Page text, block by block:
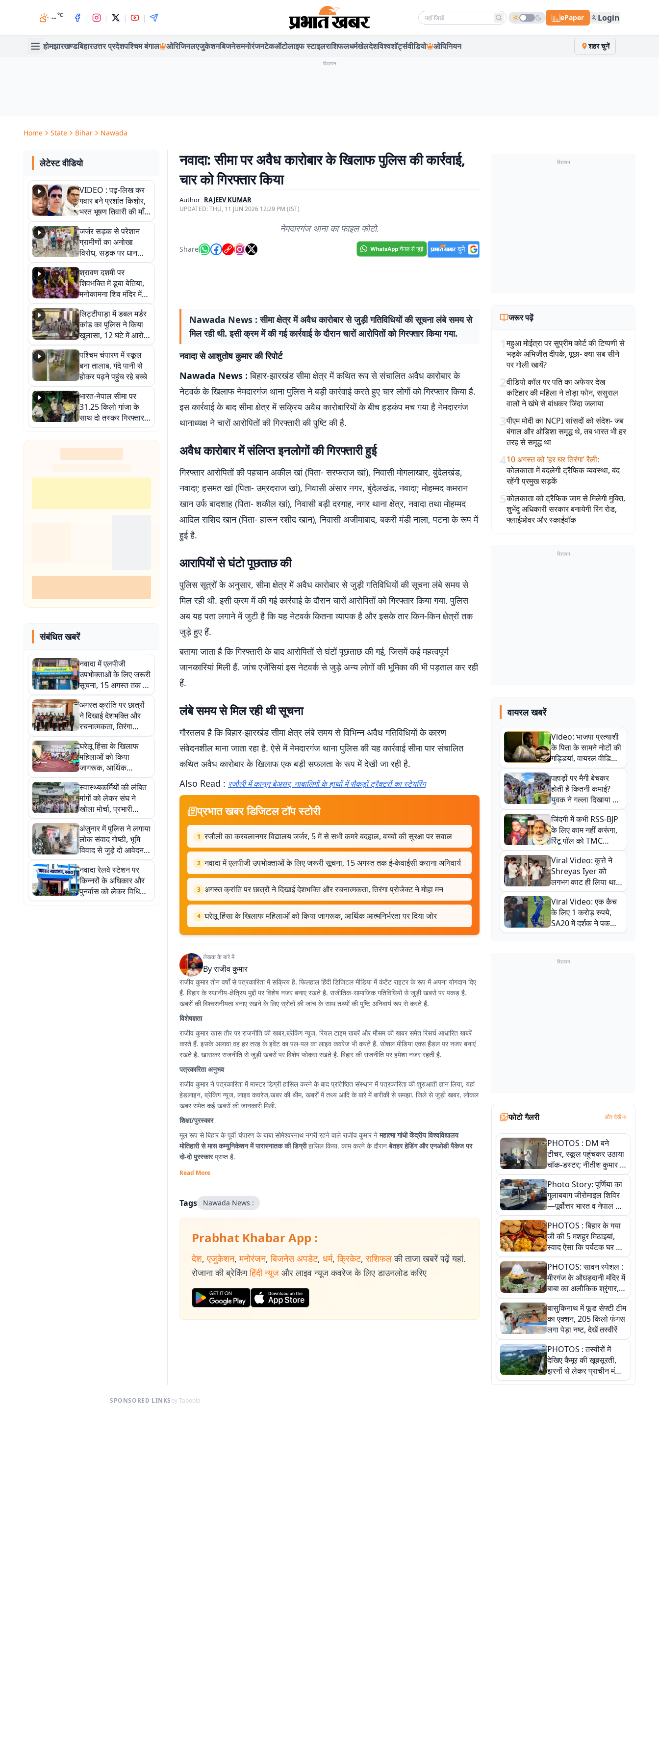
--°C | | | | Search news ePaper Login
होमझारखण्डबिहारउत्तर प्रदेशपश्चिम बंगाल ओरिजिनलएजुकेशनबिजनेसमनोरंजनटेकऑटोलाइफ स्टाइलराशिफलधर्मखेलदेशविश्वशॉर्ट्सवीडियो ओपिनियन शहर चुनें
विज्ञापन
Home State Bihar Nawada
लेटेस्ट वीडियो
VIDEO : पढ़-लिख कर
गवार बने प्रशांत किशोर,
भरत भूषण तिवारी की माँ ने
कहा नहीं थी उम्मीद, बेटा
था तो किसी को बोलने की
नहीं थी हिम्मत
जर्जर सड़क से परेशान
ग्रामीणों का अनोखा
विरोध, सड़क पर धान
रोपकर और खाद डालकर
जताया आक्रोश
श्रावण दशमी पर
शिवभक्ति में डूबा बेतिया,
मनोकामना शिव मंदिर में
हुआ भव्य श्रृंगार
लिट्टीपाड़ा में डबल मर्डर
कांड का पुलिस ने किया
खुलासा, 12 घंटे में आरोपी
गिरफ्तार
पश्चिम चंपारण में स्कूल
बना तालाब, गंदे पानी से
होकर पढ़ने पहुंच रहे बच्चे
भारत-नेपाल सीमा पर
31.25 किलो गांजा के
साथ दो तस्कर गिरफ्तार,
नेपाली नंबर की बाइक
जब्त
संबंधित खबरें
नवादा में एलपीजी
उपभोक्ताओं के लिए जरूरी
सूचना, 15 अगस्त तक ई-
केवाईसी कराना अनिवार्य
अगस्त क्रांति पर छात्रों
ने दिखाई देशभक्ति और
रचनात्मकता, तिरंगा
प्रोजेक्ट ने मोहा मन
घरेलू हिंसा के खिलाफ
महिलाओं को किया
जागरूक, आर्थिक
आत्मनिर्भरता पर दिया जोर
स्वास्थ्यकर्मियों की लंबित
मांगों को लेकर संघ ने
खोला मोर्चा, प्रभारी
चिकित्सा पदाधिकारी को
सौंपा मांग-पत्र
अंजुनार में पुलिस ने लगाया
लोक संवाद गोष्ठी, भूमि
विवाद से जुड़े दो आवेदन
मिले
नवादा रेलवे स्टेशन पर
किन्नरों के अधिकार और
पुनर्वास को लेकर विधिक
जागरूकता कार्यक्रम
नवादा: सीमा पर अवैध कारोबार के खिलाफ पुलिस की कार्रवाई,
चार को गिरफ्तार किया
Author RAJEEV KUMAR
UPDATED:THU, 11 JUN 2026 12:29 PM (IST)
नेमदारगंज थाना का फाइल फोटो.
Share
Nawada News : सीमा क्षेत्र में अवैध कारोबार से जुड़ी गतिविधियों की सूचना लंबे समय से
मिल रही थी. इसी क्रम में की गई कार्रवाई के दौरान चारों आरोपितों को गिरफ्तार किया गया.
नवादा से आशुतोष कुमार की रिपोर्ट
Nawada News :बिहार-झारखंड सीमा क्षेत्र में कथित रूप से संचालित अवैध कारोबार के
नेटवर्क के खिलाफ नेमदारगंज थाना पुलिस ने बड़ी कार्रवाई करते हुए चार लोगों को गिरफ्तार किया है.
इस कार्रवाई के बाद सीमा क्षेत्र में सक्रिय अवैध कारोबारियों के बीच हड़कंप मच गया है नेमदारगंज
थानाध्यक्ष ने चारों आरोपितों की गिरफ्तारी की पुष्टि की है.
अवैध कारोबार में संलिप्त इनलोगों की गिरफ्तारी हुई
गिरफ्तार आरोपितों की पहचान अकील खां (पिता- सरफराज खां), निवासी मोगलाखार, बुंदेलखंड,
नवादा; हसमत खां (पिता- उम्रदराज खां), निवासी अंसार नगर, बुंदेलखंड, नवादा; मोहम्मद कमरान
खान उर्फ बादशाह (पिता- शकील खां), निवासी बड़ी दरगाह, नगर थाना क्षेत्र, नवादा तथा मोहम्मद
आदिल राशिद खान (पिता- हारून रशीद खान), निवासी अजीमाबाद, बकरी मंडी नाला, पटना के रूप में
हुई है.
आरापियों से घंटो पूछताछ की
पुलिस सूत्रों के अनुसार, सीमा क्षेत्र में अवैध कारोबार से जुड़ी गतिविधियों की सूचना लंबे समय से
मिल रही थी. इसी क्रम में की गई कार्रवाई के दौरान चारों आरोपितों को गिरफ्तार किया गया. पुलिस
अब यह पता लगाने में जुटी है कि यह नेटवर्क कितना व्यापक है और इसके तार किन-किन क्षेत्रों तक
जुड़े हुए हैं.
बताया जाता है कि गिरफ्तारी के बाद आरोपितों से घंटों पूछताछ की गई, जिसमें कई महत्वपूर्ण
जानकारियां मिली हैं. जांच एजेंसियां इस नेटवर्क से जुड़े अन्य लोगों की भूमिका की भी पड़ताल कर रही
हैं.
लंबे समय से मिल रही थी सूचना
गौरतलब है कि बिहार-झारखंड सीमा क्षेत्र लंबे समय से विभिन्न अवैध गतिविधियों के कारण
संवेदनशील माना जाता रहा है. ऐसे में नेमदारगंज थाना पुलिस की यह कार्रवाई सीमा पार संचालित
कथित अवैध कारोबार के खिलाफ एक बड़ी सफलता के रूप में देखी जा रही है.
Also Read : रजौली में कानून बेअसर, नाबालिगों के हाथों में सैकड़ों ट्रैक्टरों का स्टेयरिंग
प्रभात खबर डिजिटल टॉप स्टोरी
1 रजौली का करबलानगर विद्यालय जर्जर, 5 में से सभी कमरे बदहाल, बच्चों की सुरक्षा पर सवाल
2 नवादा में एलपीजी उपभोक्ताओं के लिए जरूरी सूचना, 15 अगस्त तक ई-केवाईसी कराना अनिवार्य
3 अगस्त क्रांति पर छात्रों ने दिखाई देशभक्ति और रचनात्मकता, तिरंगा प्रोजेक्ट ने मोहा मन
4 घरेलू हिंसा के खिलाफ महिलाओं को किया जागरूक, आर्थिक आत्मनिर्भरता पर दिया जोर
लेखक के बारे में
Byराजीव कुमार
राजीव कुमार तीन वर्षों से पत्रकारिता में सक्रिय है. फिलहाल हिंदी डिजिटल मीडिया में कंटेंट राइटर के रूप में अपना योगदान दिए
हैं. बिहार के स्थानीय-क्षेत्रिय मुद्दों पर विशेष नजर बनाए रखते है. राजीतिक-सामाजिक गतिविधियों से जुड़ी खबरो पर पकड़ है.
खबरों की विश्वसनीयता बनाए रखने के लिए स्रोतों की जांच के साथ तथ्यों की पुष्टि अनिवार्य रूप से करते हैं.
विशेषज्ञता
राजीव कुमार खास तौर पर राजनीति की खबर,ब्रेकिंग न्यूज, रियल टाइम खबरें और मौसम की खबर समेत रिसर्च आधारित खबरें
करते हैं. इसके अलावा वह हर तरह के इवेंट का पल-पल का लाइव कवरेज भी करते हैं. सोशल मीडिया एक्स हैंडल पर नजर बनाएं
रखते है. खासकर राजनीति से जुड़ी खबरों पर विशेष फोकस रखते है. बिहार की राजनीति पर हमेशा नजर रहती है.
पत्रकारिता अनुभव
राजीव कुमार ने पत्रकारिता में मास्टर डिग्री हासिल करने के बाद प्रतिष्ठित संस्थान में पत्रकारिता की शुरुआती ज्ञान लिया, यहां
हेडलाइन, ब्रेकिंग न्यूज, लाइव कवरेज,खबर की थीम, खबरों में तथ्य आदि के बारे में बारीकी से समझा. जिले से जुड़ी खबर, लोकल
खबर समेत कई खबरों की जानकारी मिली.
शिक्षा/पुरस्कार
मूल रूप से बिहार के पूर्वी चंपारण के बाबा सोमेश्वरनाथ नगरी रहने वाले राजीव कुमार नेमहात्मा गांधी केंद्रीय विश्वविद्यालय
मोतिहारी से मास कम्युनिकेशन में पारास्नातक की डिग्रीहासिल किया. काम करने के दौरानबेतहर हेडिंग और एनओडी पैकेज पर
दो-दो पुरस्कारप्राप्त है.
Read More
Tags Nawada News :
Prabhat Khabar App :
देश, एजुकेशन, मनोरंजन, बिजनेस अपडेट, धर्म, क्रिकेट, राशिफल की ताजा खबरें पढ़ें यहां.
रोजाना की ब्रेकिंग हिंदी न्यूज और लाइव न्यूज कवरेज के लिए डाउनलोड करिए
विज्ञापन
जरूर पढ़ें
1महुआ मोईत्रा पर सुप्रीम कोर्ट की टिप्पणी से
भड़के अभिजीत दीपके, पूछा- क्या सब सीने
पर गोली खायें?
2वीडियो कॉल पर पति का अफेयर देख
कटिहार की महिला ने तोड़ा फोन, ससुराल
वालों ने खंभे से बांधकर जिंदा जलाया
3पीएम मोदी का NCPI सांसदों को संदेश- जब
बंगाल और ओडिशा समृद्ध थे, तब भारत भी हर
तरह से समृद्ध था
410 अगस्त को ‘हर घर तिरंगा’ रैली:
कोलकाता में बदलेगी ट्रैफिक व्यवस्था, बंद
रहेंगी प्रमुख सड़कें
5कोलकाता को ट्रैफिक जाम से मिलेगी मुक्ति,
शुभेंदु अधिकारी सरकार बनायेगी रिंग रोड,
फ्लाईओवर और स्काईवॉक
विज्ञापन
वायरल खबरें
Video: भाजपा प्रत्याशी
के पिता के सामने नोटों की
गड्डियां, वायरल वीडियो
से राजनीति में उबाल,
अजित महतो बोले- TMC
की गंदी चाल
पहाड़ों पर मैगी बेचकर
होती है कितनी कमाई?
युवक ने गल्ला दिखाया तो
नौकरी वालों के खड़े हो गए
कान
जिंदगी में कभी RSS-BJP
के लिए काम नहीं करूंगा,
रिंटू पॉल को TMC
ऑफिस में ले जाकर पीटा,
Video वायरल
Viral Video: कुत्ते ने
Shreyas Iyer को
लगभग काट ही लिया था,
न्यूजीलैंड सीरीज से पहले
बाल-बाल बचे
Viral Video: एक कैच
के लिए 1 करोड़ रुपये,
SA20 में दर्शक ने पकड़ा
एक हाथ से गजब का कैच
विज्ञापन
फोटो गैलरी और देखें
PHOTOS : DM बने
टीचर, स्कूल पहुंचकर उठाया
चॉक-डस्टर; नीतीश कुमार के
इस चहेते अधिकारी को
जानिए
Photo Story: पूर्णिया का
गुलाबबाग जीरोमाइल शिविर
—पूर्वोत्तर भारत व नेपाल के
कांवरियों का प्रमुख सेवा धाम
PHOTOS : बिहार के गया
जी की 5 मशहूर मिठाइयां,
स्वाद ऐसा कि पर्यटक घर ले
जाना नहीं भूलते, तस्वीरों में
देखें
PHOTOS: सावन स्पेशल :
मीरगंज के औघड़दानी मंदिर में
बाबा का अलौकिक श्रृंगार,
तस्वीरों में देखें महादेव के कई
मनमोहक स्वरूप
बासुकिनाथ में फूड सेफ्टी टीम
का एक्शन, 205 किलो फंगस
लगा पेड़ा नष्ट, देखें तस्वीरें
PHOTOS : तस्वीरों में
देखिए कैमूर की खूबसूरती,
झरनों से लेकर प्राचीन मंदिरों
तक प्रकृति और आस्था का
SPONSORED LINKSby Taboola